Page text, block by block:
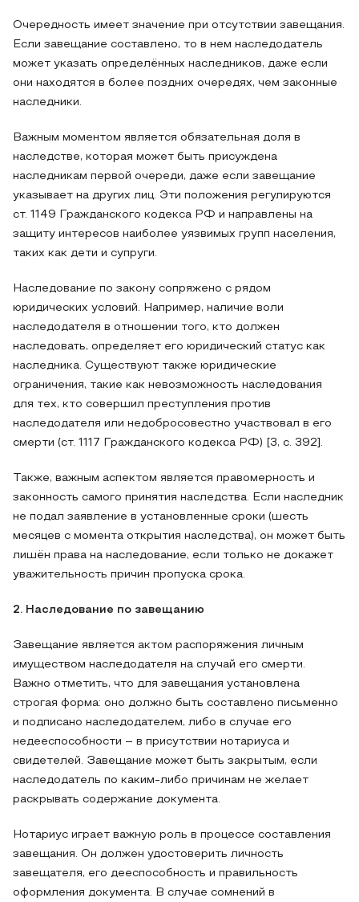
Очередность имеет значение при отсутствии завещания.
Если завещание составлено, то в нем наследодатель
может указать определённых наследников, даже если
они находятся в более поздних очередях, чем законные
наследники.
Важным моментом является обязательная доля в
наследстве, которая может быть присуждена
наследникам первой очереди, даже если завещание
указывает на других лиц. Эти положения регулируются
ст. 1149 Гражданского кодекса РФ и направлены на
защиту интересов наиболее уязвимых групп населения,
таких как дети и супруги.
Наследование по закону сопряжено с рядом
юридических условий. Например, наличие воли
наследодателя в отношении того, кто должен
наследовать, определяет его юридический статус как
наследника. Существуют также юридические
ограничения, такие как невозможность наследования
для тех, кто совершил преступления против
наследодателя или недобросовестно участвовал в его
смерти (ст. 1117 Гражданского кодекса РФ) [3, с. 392].
Также, важным аспектом является правомерность и
законность самого принятия наследства. Если наследник
не подал заявление в установленные сроки (шесть
месяцев с момента открытия наследства), он может быть
лишён права на наследование, если только не докажет
уважительность причин пропуска срока.
2. Наследование по завещанию
Завещание является актом распоряжения личным
имуществом наследодателя на случай его смерти.
Важно отметить, что для завещания установлена
строгая форма: оно должно быть составлено письменно
и подписано наследодателем, либо в случае его
недееспособности – в присутствии нотариуса и
свидетелей. Завещание может быть закрытым, если
наследодатель по каким-либо причинам не желает
раскрывать содержание документа.
Нотариус играет важную роль в процессе составления
завещания. Он должен удостоверить личность
завещателя, его дееспособность и правильность
оформления документа. В случае сомнений в